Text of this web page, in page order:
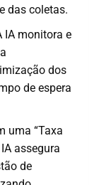
das coletas.
IA monitora e
dos
de espera
uma “Taxa
IA assegura
de